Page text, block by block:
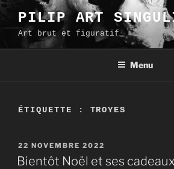
Aller
contenu
principal
PILIP ART
Art brut et figuratif
Menu
ÉTIQUETTE : TROYES
PUBLIÉ
LE
22 NOVEMBRE 2022
Bientôt Noël et ses cadeaux